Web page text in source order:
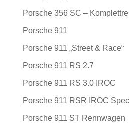
Porsche 356 SC –
Porsche 911
Porsche 911 „Street & Race“
Porsche 911 RS 2.7
Porsche 911 RS 3.0 IROC
Porsche 911 RSR IROC
Porsche 911 ST Rennwagen